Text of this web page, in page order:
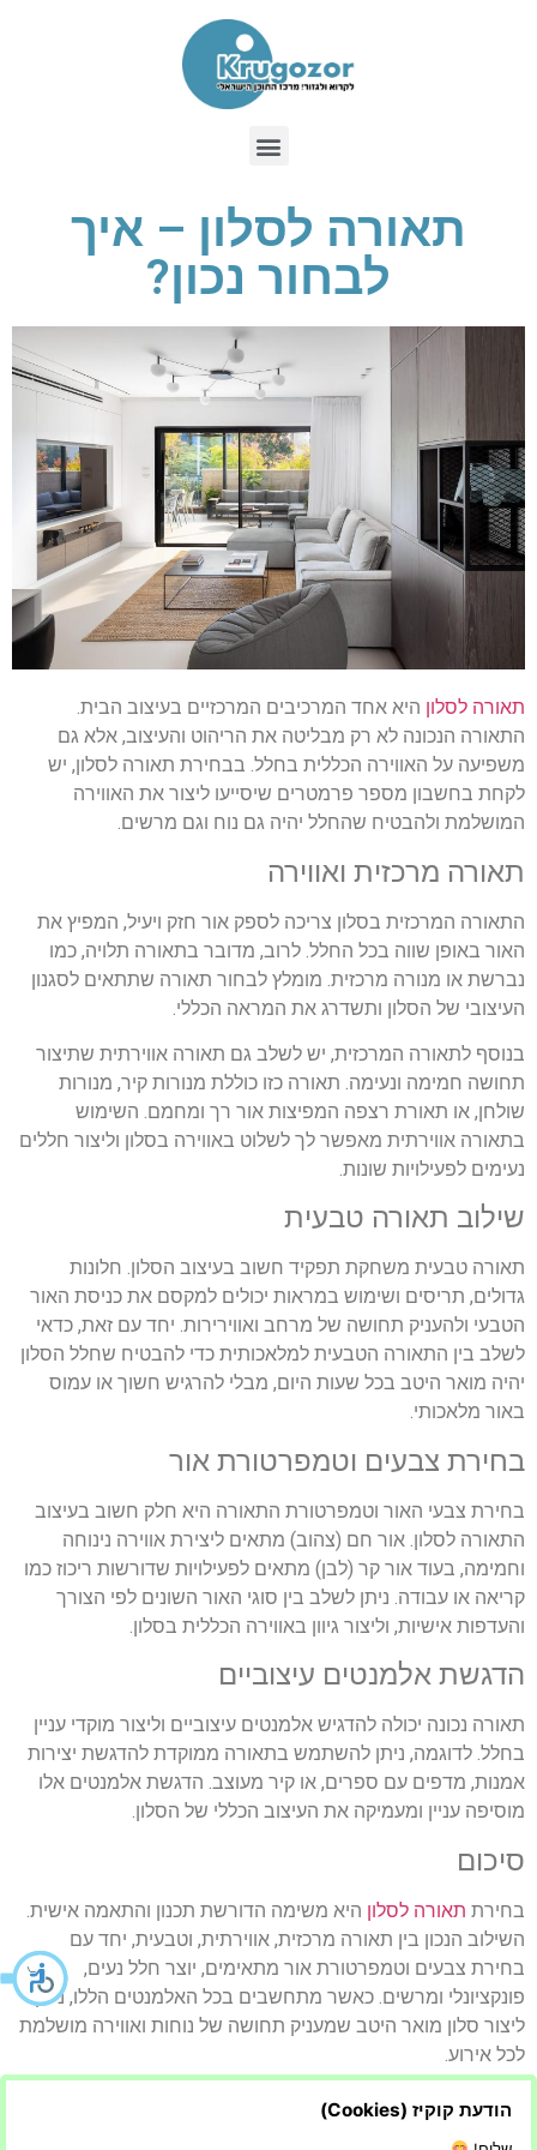
תאורה לסלון – איך
לבחור נכון?
תאורה לסלון היא אחד המרכיבים המרכזיים בעיצוב הבית.
התאורה הנכונה לא רק מבליטה את הריהוט והעיצוב, אלא גם
משפיעה על האווירה הכללית בחלל. בבחירת תאורה לסלון, יש
לקחת בחשבון מספר פרמטרים שיסייעו ליצור את האווירה
המושלמת ולהבטיח שהחלל יהיה גם נוח וגם מרשים.
תאורה מרכזית ואווירה
התאורה המרכזית בסלון צריכה לספק אור חזק ויעיל, המפיץ את
האור באופן שווה בכל החלל. לרוב, מדובר בתאורה תלויה, כמו
נברשת או מנורה מרכזית. מומלץ לבחור תאורה שתתאים לסגנון
העיצובי של הסלון ותשדרג את המראה הכללי.
בנוסף לתאורה המרכזית, יש לשלב גם תאורה אווירתית שתיצור
תחושה חמימה ונעימה. תאורה כזו כוללת מנורות קיר, מנורות
שולחן, או תאורת רצפה המפיצות אור רך ומחמם. השימוש
בתאורה אווירתית מאפשר לך לשלוט באווירה בסלון וליצור חללים
נעימים לפעילויות שונות.
שילוב תאורה טבעית
תאורה טבעית משחקת תפקיד חשוב בעיצוב הסלון. חלונות
גדולים, תריסים ושימוש במראות יכולים למקסם את כניסת האור
הטבעי ולהעניק תחושה של מרחב ואווירירות. יחד עם זאת, כדאי
לשלב בין התאורה הטבעית למלאכותית כדי להבטיח שחלל הסלון
יהיה מואר היטב בכל שעות היום, מבלי להרגיש חשוך או עמוס
באור מלאכותי.
בחירת צבעים וטמפרטורת אור
בחירת צבעי האור וטמפרטורת התאורה היא חלק חשוב בעיצוב
התאורה לסלון. אור חם (צהוב) מתאים ליצירת אווירה נינוחה
וחמימה, בעוד אור קר (לבן) מתאים לפעילויות שדורשות ריכוז כמו
קריאה או עבודה. ניתן לשלב בין סוגי האור השונים לפי הצורך
והעדפות אישיות, וליצור גיוון באווירה הכללית בסלון.
הדגשת אלמנטים עיצוביים
תאורה נכונה יכולה להדגיש אלמנטים עיצוביים וליצור מוקדי עניין
בחלל. לדוגמה, ניתן להשתמש בתאורה ממוקדת להדגשת יצירות
אמנות, מדפים עם ספרים, או קיר מעוצב. הדגשת אלמנטים אלו
מוסיפה עניין ומעמיקה את העיצוב הכללי של הסלון.
סיכום
בחירת תאורה לסלון היא משימה הדורשת תכנון והתאמה אישית.
השילוב הנכון בין תאורה מרכזית, אווירתית, וטבעית, יחד עם
בחירת צבעים וטמפרטורת אור מתאימים, יוצר חלל נעים,
פונקציונלי ומרשים. כאשר מתחשבים בכל האלמנטים הללו, ניתן
ליצור סלון מואר היטב שמעניק תחושה של נוחות ואווירה מושלמת
לכל אירוע.
PREVIOUS
הודעת קוקיז (Cookies)